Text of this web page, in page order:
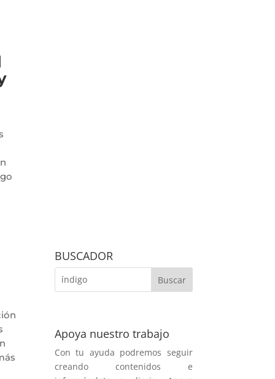
BUSCADOR
Apoya nuestro trabajo
Con tu ayuda podremos seguir
creando contenidos e